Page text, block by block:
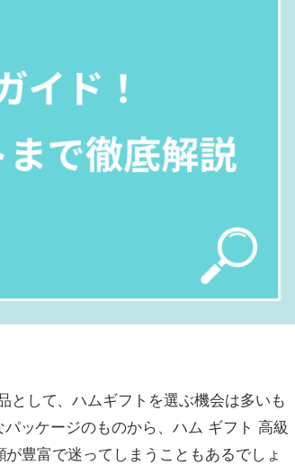
して、ハムギフトを選ぶ機会は多いも
ッケージのものから、ハム ギフト 高級
豊富で迷ってしまうこともあるでしょ